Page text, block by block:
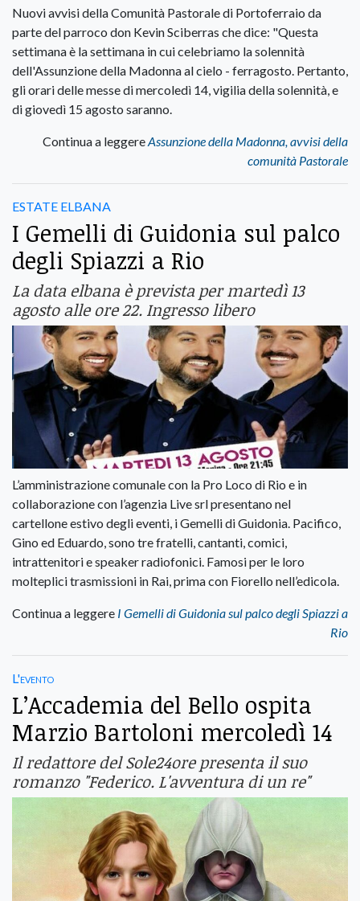
Nuovi avvisi della Comunità Pastorale di Portoferraio da
parte del parroco don Kevin Sciberras che dice: "Questa
settimana è la settimana in cui celebriamo la solennità
dell'Assunzione della Madonna al cielo - ferragosto. Pertanto,
gli orari delle messe di mercoledì 14, vigilia della solennità, e
di giovedì 15 agosto saranno.
Continua a leggereAssunzione della Madonna, avvisi della
comunità Pastorale
ESTATE ELBANA
I Gemelli di Guidonia sul palco
degli Spiazzi a Rio
La data elbana è prevista per martedì 13
agosto alle ore 22. Ingresso libero
L’amministrazione comunale con la Pro Loco di Rio e in
collaborazione con l’agenzia Live srl presentano nel
cartellone estivo degli eventi, i Gemelli di Guidonia. Pacifico,
Gino ed Eduardo, sono tre fratelli, cantanti, comici,
intrattenitori e speaker radiofonici. Famosi per le loro
molteplici trasmissioni in Rai, prima con Fiorello nell’edicola.
Continua a leggere I Gemelli di Guidonia sul palco degli Spiazzi a
Rio
L'evento
L’Accademia del Bello ospita
Marzio Bartoloni mercoledì 14
Il redattore del Sole24ore presenta il suo
romanzo "Federico. L'avventura di un re"